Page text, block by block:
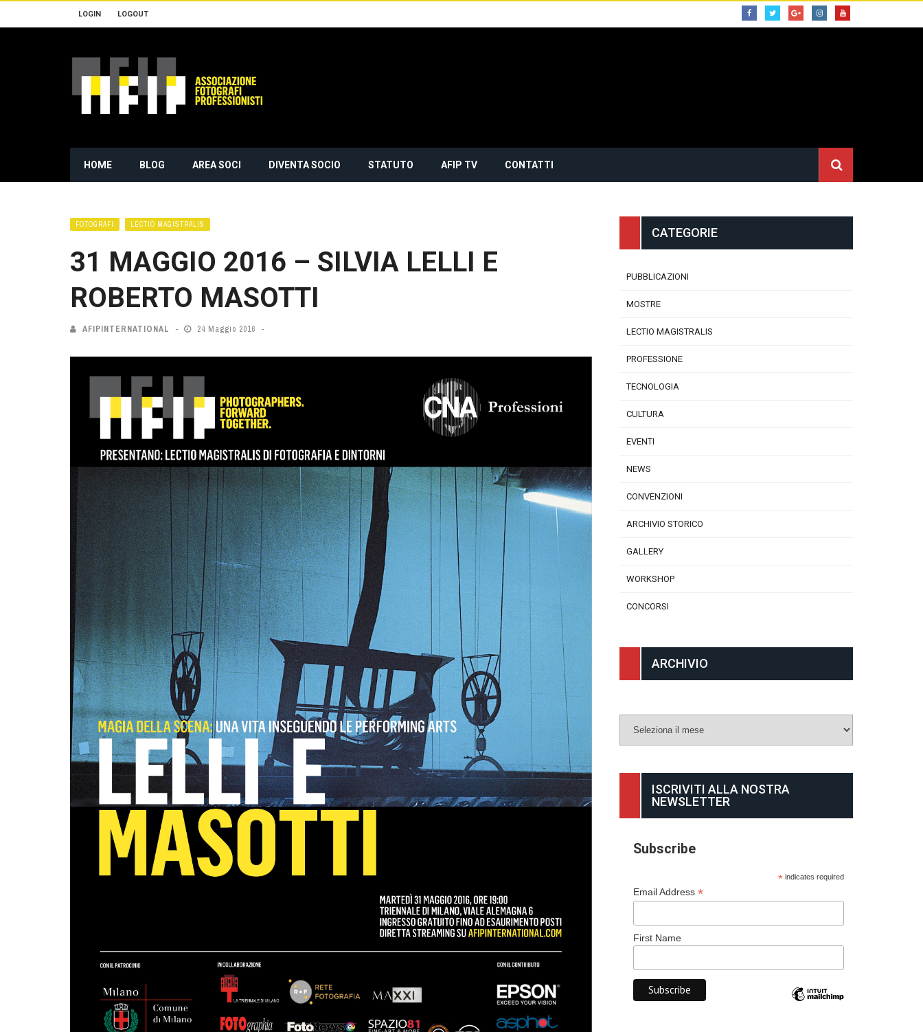
LOGIN LOGOUT
HOME BLOG AREA SOCI DIVENTA SOCIO STATUTO AFIP TV CONTATTI
FOTOGRAFI LECTIO MAGISTRALIS
31 MAGGIO 2016 – SILVIA LELLI E
ROBERTO MASOTTI
AFIPINTERNATIONAL 24 Maggio 2016
CATEGORIE
PUBBLICAZIONI
MOSTRE
LECTIO MAGISTRALIS
PROFESSIONE
TECNOLOGIA
CULTURA
EVENTI
NEWS
CONVENZIONI
ARCHIVIO STORICO
GALLERY
WORKSHOP
CONCORSI
ARCHIVIO
ISCRIVITI ALLA NOSTRA
NEWSLETTER
Subscribe
* indicates required
Email Address *
First Name